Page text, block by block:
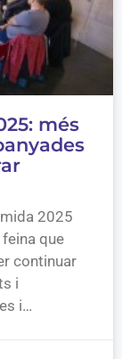
més
2025
feina que
continuar
i
i…